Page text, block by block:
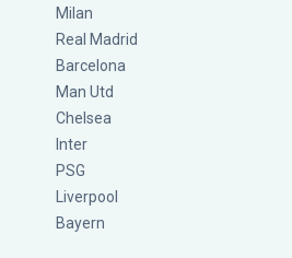
Milan
Real Madrid
Barcelona
Man Utd
Chelsea
Inter
PSG
Liverpool
Bayern